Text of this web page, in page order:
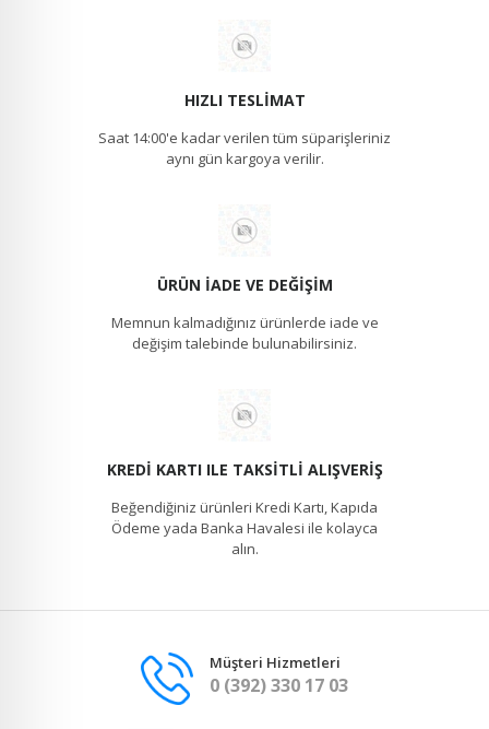
HIZLI TESLIMAT
Saat 14:00'e kadar verilen tüm süparişleriniz
aynı gün kargoya verilir.
ÜRÜN İADE VE DEĞIŞIM
Memnun kalmadığınız ürünlerde iade ve
değişim talebinde bulunabilirsiniz.
KREDI KARTI ILE TAKSITLI ALIŞVERIŞ
Beğendiğiniz ürünleri Kredi Kartı, Kapıda
Ödeme yada Banka Havalesi ile kolayca
alın.
Müşteri Hizmetleri
0 (392) 330 17 03